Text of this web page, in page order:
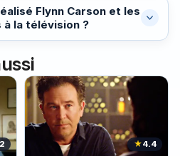
Flynn Carson et les
à la télévision ?
★4.4